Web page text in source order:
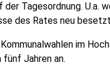
der Tagesordnung. U.a.
des Rates neu
im
Jahren an.